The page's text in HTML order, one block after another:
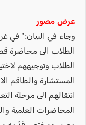
عرض مصور
وجاء في البيان:" في
الطلاب الى محاضرة
الطلاب وتوجيههم
المستشارة والطاقم
انتقالهم الى مرحلة
المحاضرات العلمية